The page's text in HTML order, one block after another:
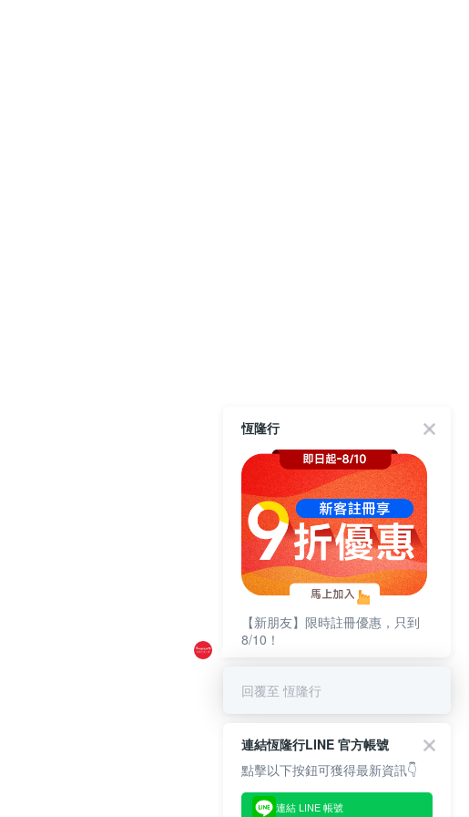
恆隆行
【新朋友】限時註冊優惠，只到
8/10！
回覆至 恆隆行
連結恆隆行LINE 官方帳號
點擊以下按鈕可獲得最新資訊👇
連結 LINE 帳號